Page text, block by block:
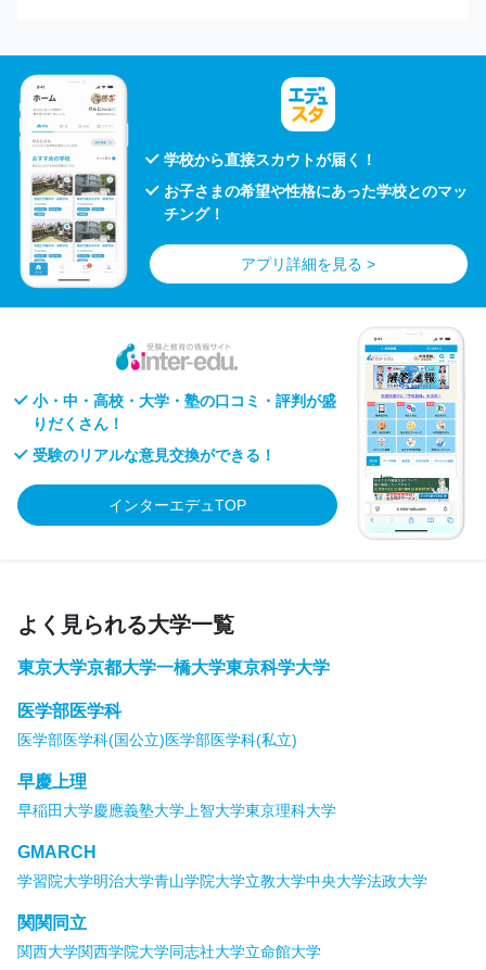
学校から直接スカウトが届く！
お子さまの希望や性格にあった学校とのマッ
チング！
アプリ詳細を見る >
小・中・高校・大学・塾の口コミ・評判が盛
りだくさん！
受験のリアルな意見交換ができる！
インターエデュTOP
よく見られる大学一覧
東京大学京都大学一橋大学東京科学大学
医学部医学科
医学部医学科(国公立)医学部医学科(私立)
早慶上理
早稲田大学慶應義塾大学 上智大学東京理科大学
GMARCH
学習院大学明治大学青山学院大学立教大学中央大学法政大学
関関同立
関西大学関西学院大学同志社大学立命館大学